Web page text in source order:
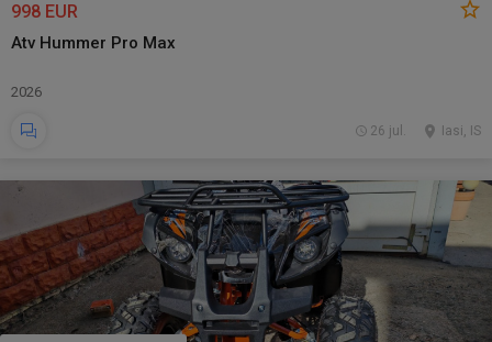
998 EUR
Atv Hummer Pro Max
2026
Iasi, IS
26 jul.